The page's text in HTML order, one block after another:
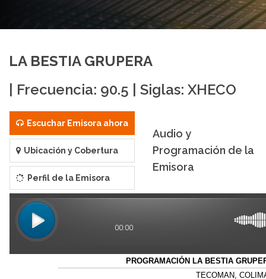
LA BESTIA GRUPERA
| Frecuencia: 90.5 | Siglas: XHECO
Escuchar Emisora ahora
Ubicación y Cobertura
Perfil de la Emisora
Audio y
Programación de la
Emisora